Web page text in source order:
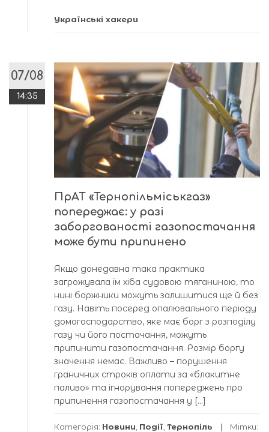
Українські хакери
07/08
14:35
ПрАТ «Тернопільміськгаз»
попереджає: у разі
заборгованості газопостачання
може бути припинено
Якщо донедавна така практика
загрожувала їм хіба судовою тяганиною, то
нині боржники можуть залишитися ще й без
газу. Навіть посеред опалювального періоду
домогосподарство, яке має борг з розподілу
газу чи його постачання, можуть
припинити газопостачання. Розмір боргу
значення немає. Важливо – порушення
граничних строків оплати за «блакитне
паливо» та ігнорування попереджень про
припинення газопостачання у […]
Категорія: Новини Події Тернопіль Мітки: